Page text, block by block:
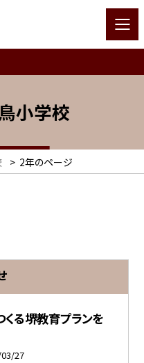
小学校
> 2年のページ
る堺教育プランを
27